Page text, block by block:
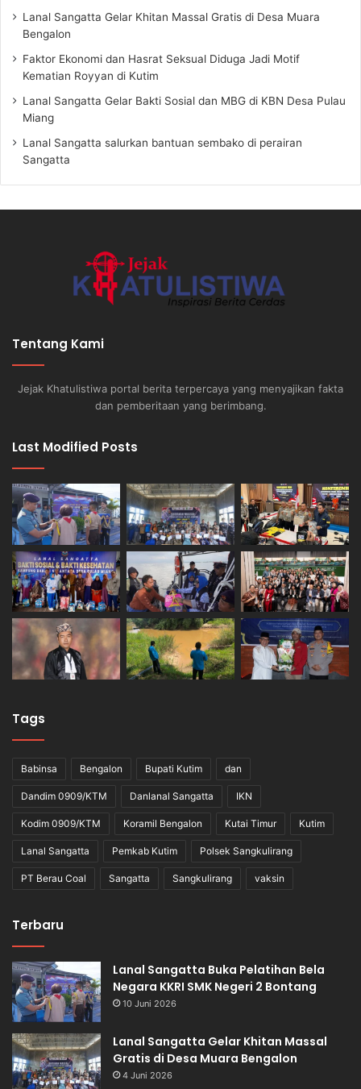
Lanal Sangatta Gelar Khitan Massal Gratis di Desa Muara
Bengalon
Faktor Ekonomi dan Hasrat Seksual Diduga Jadi Motif
Kematian Royyan di Kutim
Lanal Sangatta Gelar Bakti Sosial dan MBG di KBN Desa Pulau
Miang
Lanal Sangatta salurkan bantuan sembako di perairan
Sangatta
Tentang Kami
Jejak Khatulistiwa portal berita terpercaya yang menyajikan fakta
dan pemberitaan yang berimbang.
Last Modified Posts
Tags
Babinsa Bengalon Bupati Kutim dan
Dandim 0909/KTM Danlanal Sangatta IKN
Kodim 0909/KTM Koramil Bengalon Kutai Timur Kutim
Lanal Sangatta Pemkab Kutim Polsek Sangkulirang
PT Berau Coal Sangatta Sangkulirang vaksin
Terbaru
Lanal Sangatta Buka Pelatihan Bela
Negara KKRI SMK Negeri 2 Bontang
10 Juni 2026
Lanal Sangatta Gelar Khitan Massal
Gratis di Desa Muara Bengalon
4 Juni 2026